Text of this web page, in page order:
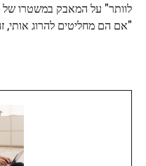
לוותר" על המאבק במשטרו של
"אם הם מחליטים להרוג אותי,